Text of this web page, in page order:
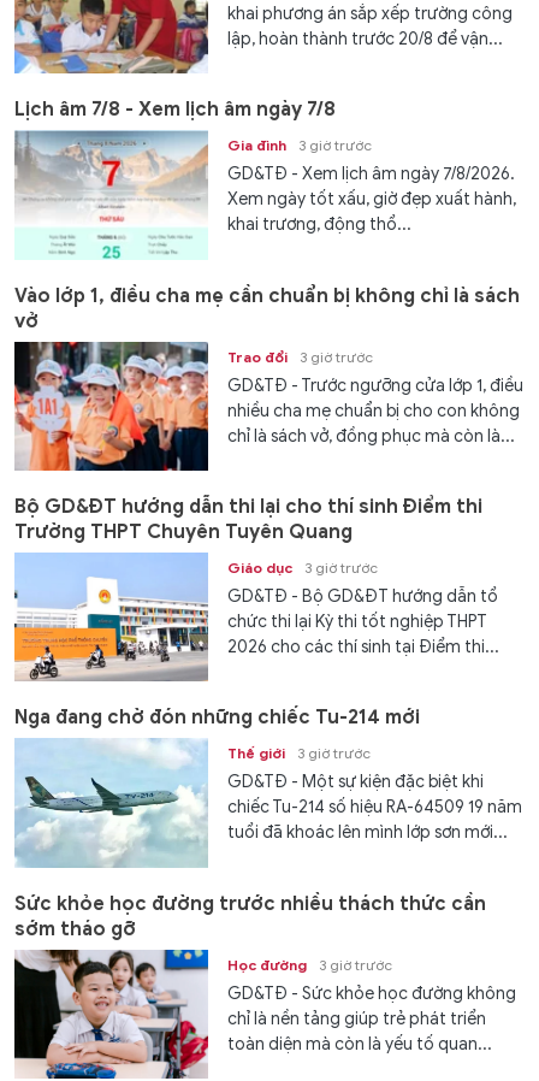
khai phương án sắp xếp trường công
lập, hoàn thành trước 20/8 để vận...
Lịch âm 7/8 - Xem lịch âm ngày 7/8
Gia đình 3 giờ trước
GD&TĐ - Xem lịch âm ngày 7/8/2026.
Xem ngày tốt xấu, giờ đẹp xuất hành,
khai trương, động thổ...
Vào lớp 1, điều cha mẹ cần chuẩn bị không chỉ là sách
vở
Trao đổi 3 giờ trước
GD&TĐ - Trước ngưỡng cửa lớp 1, điều
nhiều cha mẹ chuẩn bị cho con không
chỉ là sách vở, đồng phục mà còn là...
Bộ GD&ĐT hướng dẫn thi lại cho thí sinh Điểm thi
Trường THPT Chuyên Tuyên Quang
Giáo dục 3 giờ trước
GD&TĐ - Bộ GD&ĐT hướng dẫn tổ
chức thi lại Kỳ thi tốt nghiệp THPT
2026 cho các thí sinh tại Điểm thi...
Nga đang chờ đón những chiếc Tu-214 mới
Thế giới 3 giờ trước
GD&TĐ - Một sự kiện đặc biệt khi
chiếc Tu-214 số hiệu RA-64509 19 năm
tuổi đã khoác lên mình lớp sơn mới...
Sức khỏe học đường trước nhiều thách thức cần
sớm tháo gỡ
Học đường 3 giờ trước
GD&TĐ - Sức khỏe học đường không
chỉ là nền tảng giúp trẻ phát triển
toàn diện mà còn là yếu tố quan...